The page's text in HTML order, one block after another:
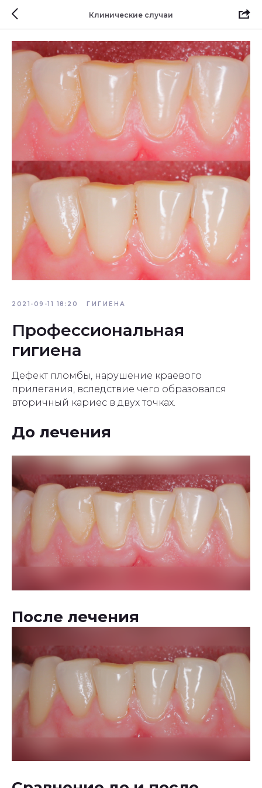
Клинические случаи
2021-09-11 18:20 ГИГИЕНА
Профессиональная
гигиена
Дефект пломбы, нарушение краевого
прилегания, вследствие чего образовался
вторичный кариес в двух точках.
До лечения
После лечения